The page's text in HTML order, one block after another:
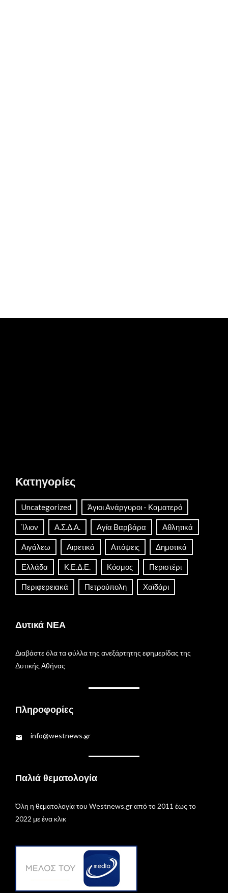
Κατηγορίες
Uncategorized Άγιοι Ανάργυροι - Καματερό
Ίλιον Α.Σ.Δ.Α. Αγία Βαρβάρα Αθλητικά
Αιγάλεω Αιρετικά Απόψεις Δημοτικά
Ελλάδα Κ.Ε.Δ.Ε. Κόσμος Περιστέρι
Περιφερειακά Πετρούπολη Χαϊδάρι
Δυτικά ΝΕΑ
Διαβάστε όλα τα φύλλα της ανεξάρτητης εφημερίδας της
Δυτικής Αθήνας
Πληροφορίες
info@westnews.gr
Παλιά θεματολογία
Όλη η θεματολογία του Westnews.gr από το 2011 έως το
2022 με ένα κλικ